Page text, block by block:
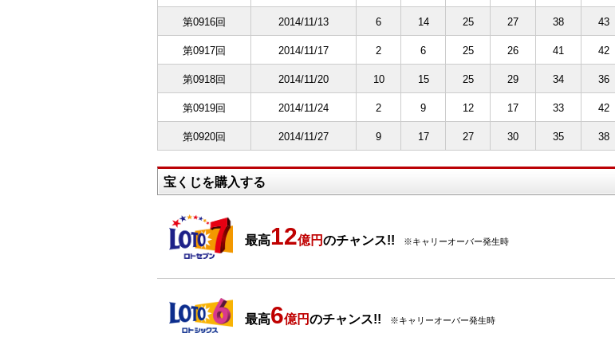
第0916回 2014/11/13 6 14 25 27 38 43
第0917回 2014/11/17 2 6 25 26 41 42
第0918回 2014/11/20 10 15 25 29 34 36
第0919回 2014/11/24 2 9 12 17 33 42
第0920回 2014/11/27 9 17 27 30 35 38
宝くじを購入する
最高12億円のチャンス!! ※キャリーオーバー発生時
最高6億円のチャンス!! ※キャリーオーバー発生時